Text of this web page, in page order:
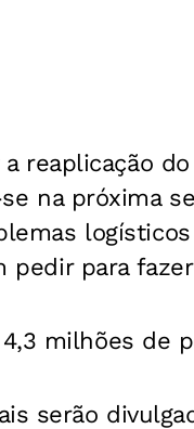
reaplicação
na próxima
para
milhões de
serão